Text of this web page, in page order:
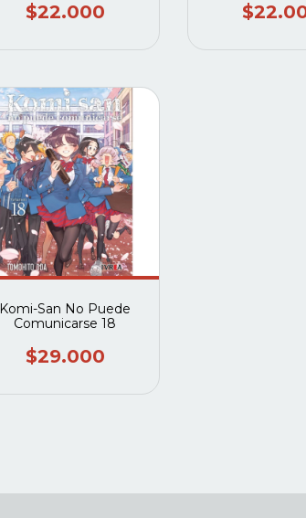
$22.000
Komi-San No Puede
Comunicarse 18
$29.000